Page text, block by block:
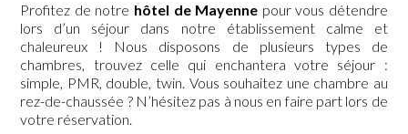
Profitez de notre hôtel de Mayenne pour vous détendre
lors d’un séjour dans notre établissement calme et
chaleureux ! Nous disposons de plusieurs types de
chambres, trouvez celle qui enchantera votre séjour :
simple, PMR, double, twin. Vous souhaitez une chambre au
rez-de-chaussée ? N’hésitez pas à nous en faire part lors de
votre réservation.